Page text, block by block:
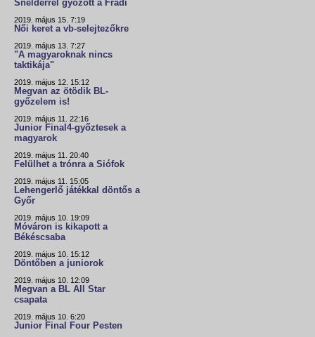
Snelderrel győzött a Fradi
2019. május 15. 7:19
Női keret a vb-selejtezőkre
2019. május 13. 7:27
"A magyaroknak nincs
taktikája"
2019. május 12. 15:12
Megvan az ötödik BL-
győzelem is!
2019. május 11. 22:16
Junior Final4-győztesek a
magyarok
2019. május 11. 20:40
Felülhet a trónra a Siófok
2019. május 11. 15:05
Lehengerlő játékkal döntős a
Győr
2019. május 10. 19:09
Móváron is kikapott a
Békéscsaba
2019. május 10. 15:12
Döntőben a juniorok
2019. május 10. 12:09
Megvan a BL All Star
csapata
2019. május 10. 6:20
Junior Final Four Pesten